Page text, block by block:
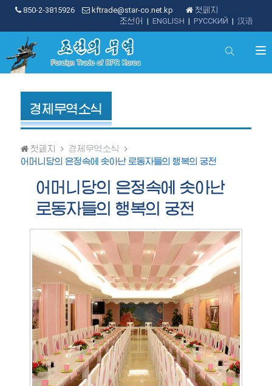
850-2-3815926 kftrade@star-co.net.kp
첫페지
| 汉语
| РУССКИЙ
| ENGLISH
조선어
경제무역소식
첫페지
경제무역소식
어머니당의 은정속에 솟아난 로동자들의 행복의 궁전
어머니당의 은정속에 솟아난
로동자들의 행복의 궁전